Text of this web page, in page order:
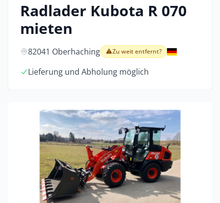
Radlader Kubota R 070
mieten
82041 Oberhaching Zu weit entfernt?
Lieferung und Abholung möglich